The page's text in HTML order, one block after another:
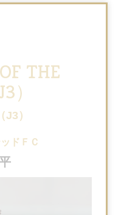
THE
）
）
ドＦＣ